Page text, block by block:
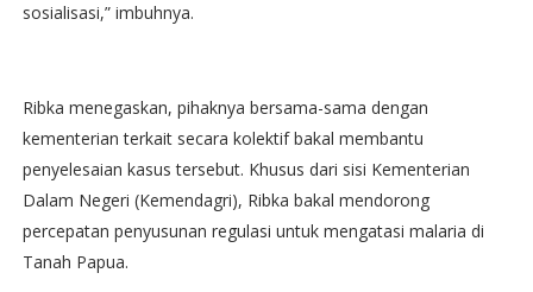
sosialisasi,” imbuhnya.
Ribka menegaskan, pihaknya bersama-sama dengan
kementerian terkait secara kolektif bakal membantu
penyelesaian kasus tersebut. Khusus dari sisi Kementerian
Dalam Negeri (Kemendagri), Ribka bakal mendorong
percepatan penyusunan regulasi untuk mengatasi malaria di
Tanah Papua.